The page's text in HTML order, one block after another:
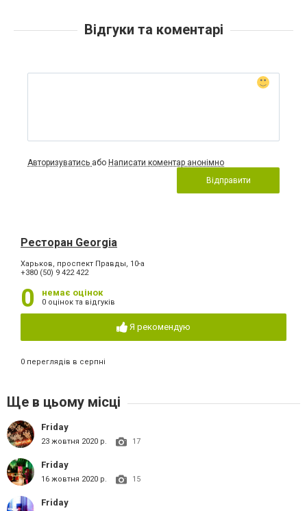
Відгуки та коментарі
Авторизуватись або Написати коментар анонімно
Відправити
Ресторан Georgia
Харьков, проспект Правды, 10-а
+380 (50) 9 422 422
0 немає оцінок
0 оцінок та відгуків
Я рекомендую
0 переглядів в серпні
Ще в цьому місці
Friday
23 жовтня 2020 р. 17
Friday
16 жовтня 2020 р. 15
Friday